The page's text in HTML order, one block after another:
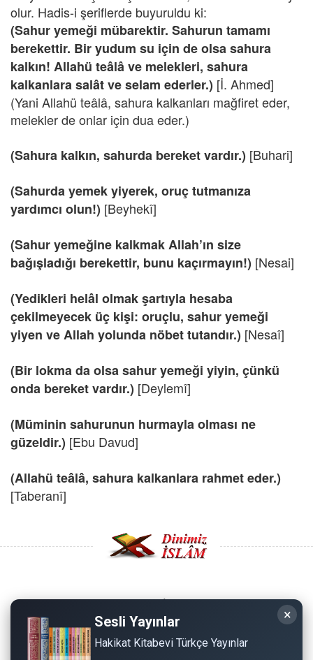
olur. Hadis-i şeriflerde buyuruldu ki:
(Sahur yemeği mübarektir. Sahurun tamamı
berekettir. Bir yudum su için de olsa sahura
kalkın! Allahü teâlâ ve melekleri, sahura
kalkanlara salât ve selam ederler.) [İ. Ahmed]
(Yani Allahü teâlâ, sahura kalkanları mağfiret eder,
melekler de onlar için dua eder.)
(Sahura kalkın, sahurda bereket vardır.) [Buhari]
(Sahurda yemek yiyerek, oruç tutmanıza
yardımcı olun!) [Beyhekî]
(Sahur yemeğine kalkmak Allah’ın size
bağışladığı berekettir, bunu kaçırmayın!) [Nesai]
(Yedikleri helâl olmak şartıyla hesaba
çekilmeyecek üç kişi: oruçlu, sahur yemeği
yiyen ve Allah yolunda nöbet tutandır.) [Nesaî]
(Bir lokma da olsa sahur yemeği yiyin, çünkü
onda bereket vardır.) [Deylemî]
(Müminin sahurunun hurmayla olması ne
güzeldir.) [Ebu Davud]
(Allahü teâlâ, sahura kalkanlara rahmet eder.)
[Taberanî]
Copyright © 2008 - Dinimiz İslam. Her Hakkı Saklıdır.
Sitemizdeki bilgiler, bütün insanların istifadesi için
hazırlanmıştır. Orijinaline sadık kalmak şartıyla, izin
×
Sesli Yayınlar
Hakikat Kitabevi Türkçe Yayınlar